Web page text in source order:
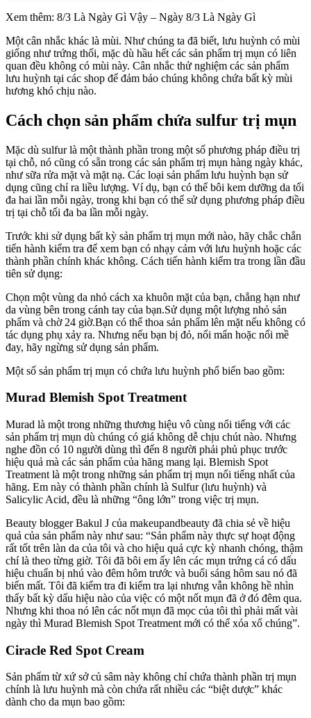
Xem thêm: 8/3 Là Ngày Gì Vậy – Ngày 8/3 Là Ngày Gì
Một cân nhắc khác là mùi. Như chúng ta đã biết, lưu huỳnh có mùi
giống như trứng thối, mặc dù hầu hết các sản phẩm trị mụn có liên
quan đều không có mùi này. Cân nhắc thử nghiệm các sản phẩm
lưu huỳnh tại các shop để đảm bảo chúng không chứa bất kỳ mùi
hương khó chịu nào.
Cách chọn sản phẩm chứa sulfur trị mụn
Mặc dù sulfur là một thành phần trong một số phương pháp điều trị
tại chỗ, nó cũng có sẵn trong các sản phẩm trị mụn hàng ngày khác,
như sữa rửa mặt và mặt nạ. Các loại sản phẩm lưu huỳnh bạn sử
dụng cũng chỉ ra liều lượng. Ví dụ, bạn có thể bôi kem dưỡng da tối
đa hai lần mỗi ngày, trong khi bạn có thể sử dụng phương pháp điều
trị tại chỗ tối đa ba lần mỗi ngày.
Trước khi sử dụng bất kỳ sản phẩm trị mụn mới nào, hãy chắc chắn
tiến hành kiểm tra để xem bạn có nhạy cảm với lưu huỳnh hoặc các
thành phần chính khác không. Cách tiến hành kiểm tra trong lần đầu
tiên sử dụng:
Chọn một vùng da nhỏ cách xa khuôn mặt của bạn, chẳng hạn như
da vùng bên trong cánh tay của bạn.Sử dụng một lượng nhỏ sản
phẩm và chờ 24 giờ.Bạn có thể thoa sản phẩm lên mặt nếu không có
tác dụng phụ xảy ra. Nhưng nếu bạn bị đỏ, nổi mẩn hoặc nổi mề
đay, hãy ngừng sử dụng sản phẩm.
Một số sản phẩm trị mụn có chứa lưu huỳnh phổ biến bao gồm:
Murad Blemish Spot Treatment
Murad là một trong những thương hiệu vô cùng nổi tiếng với các
sản phẩm trị mụn dù chúng có giá không dễ chịu chút nào. Nhưng
nghe đồn có 10 người dùng thì đến 8 người phải phủ phục trước
hiệu quả mà các sản phẩm của hãng mang lại. Blemish Spot
Treatment là một trong những sản phẩm trị mụn nổi tiếng nhất của
hãng. Em này có thành phần chính là Sulfur (lưu huỳnh) và
Salicylic Acid, đều là những “ông lớn” trong việc trị mụn.
Beauty blogger Bakul J của makeupandbeauty đã chia sẻ về hiệu
quả của sản phẩm này như sau: “Sản phẩm này thực sự hoạt động
rất tốt trên làn da của tôi và cho hiệu quả cực kỳ nhanh chóng, thậm
chí là theo từng giờ. Tôi đã bôi em ấy lên các mụn trứng cá có dấu
hiệu chuẩn bị nhú vào đêm hôm trước và buổi sáng hôm sau nó đã
biến mất. Tôi đã kiểm tra đi kiểm tra lại nhưng vẫn không hề nhìn
thấy bất kỳ dấu hiệu nào của việc có một nốt mụn đã ở đó đêm qua.
Nhưng khi thoa nó lên các nốt mụn đã mọc của tôi thì phải mất vài
ngày thì Murad Blemish Spot Treatment mới có thể xóa xổ chúng”.
Ciracle Red Spot Cream
Sản phẩm từ xứ sở củ sâm này không chỉ chứa thành phần trị mụn
chính là lưu huỳnh mà còn chứa rất nhiều các “biệt dược” khác
dành cho da mụn bao gồm: